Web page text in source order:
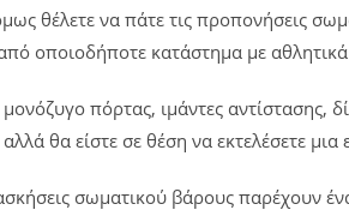
θέλετε να πάτε τις προπονήσεις
οποιοδήποτε κατάστημα με αθλητικά
πόρτας, ιμάντες αντίστασης,
θα είστε σε θέση να εκτελέσετε
σωματικού βάρους παρέχουν